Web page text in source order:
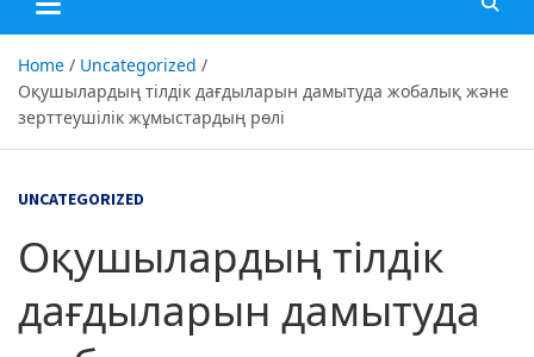
Home
Uncategorized
Оқушылардың тілдік дағдыларын дамытуда жобалық және
зерттеушілік жұмыстардың рөлі
UNCATEGORIZED
Оқушылардың тілдік
дағдыларын дамытуда